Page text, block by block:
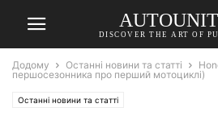
DISCOVER THE ART OF
Додому Останні новини та статті
першосезонника про перший мотоциклі)
Останні новини та статті